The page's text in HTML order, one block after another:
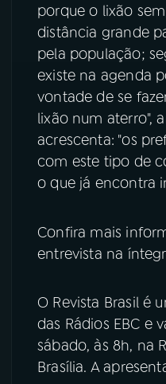
porque o lixão
distância grande
pela população;
existe na agenda
vontade de se
lixão num aterro",
acrescenta: "os
com este tipo de
o que já encontra
Confira mais
entrevista na
O Revista Brasil é
das Rádios EBC e
sábado, às 8h, na
Brasília. A